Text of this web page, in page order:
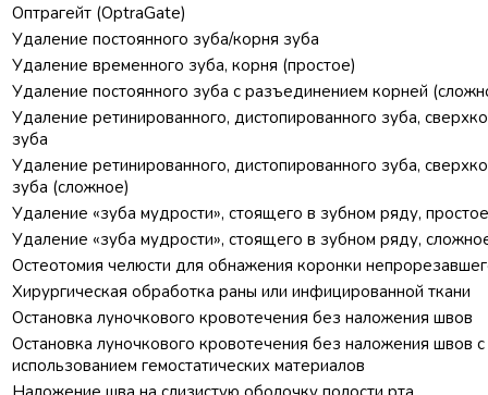
Оптрагейт (OptraGate)
Удаление постоянного зуба/корня зуба
Удаление временного зуба, корня (простое)
Удаление постоянного зуба с разъединением корней
Удаление ретинированного, дистопированного зуба,
зуба
Удаление ретинированного, дистопированного зуба,
зуба (сложное)
Удаление «зуба мудрости», стоящего в зубном ряду, простое
Удаление «зуба мудрости», стоящего в зубном ряду,
Остеотомия челюсти для обнажения коронки
Хирургическая обработка раны или инфицированной ткани
Остановка луночкового кровотечения без наложения швов
Остановка луночкового кровотечения без наложения швов с
использованием гемостатических материалов